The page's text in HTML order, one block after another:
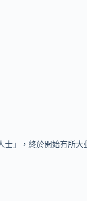
士」，終於開始有所大